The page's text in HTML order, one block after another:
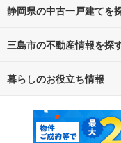
静岡県の中古一戸建てを
路線・駅から探す
通勤・通学時間から探す
三島市の不動産情報を探
不動産・住宅
新築マンション
暮らしのお役立ち情報
マンションカタログ